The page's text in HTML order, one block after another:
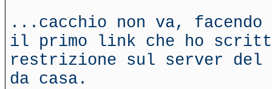
...cacchio non va,
il primo link che ho
restrizione sul server
da casa.